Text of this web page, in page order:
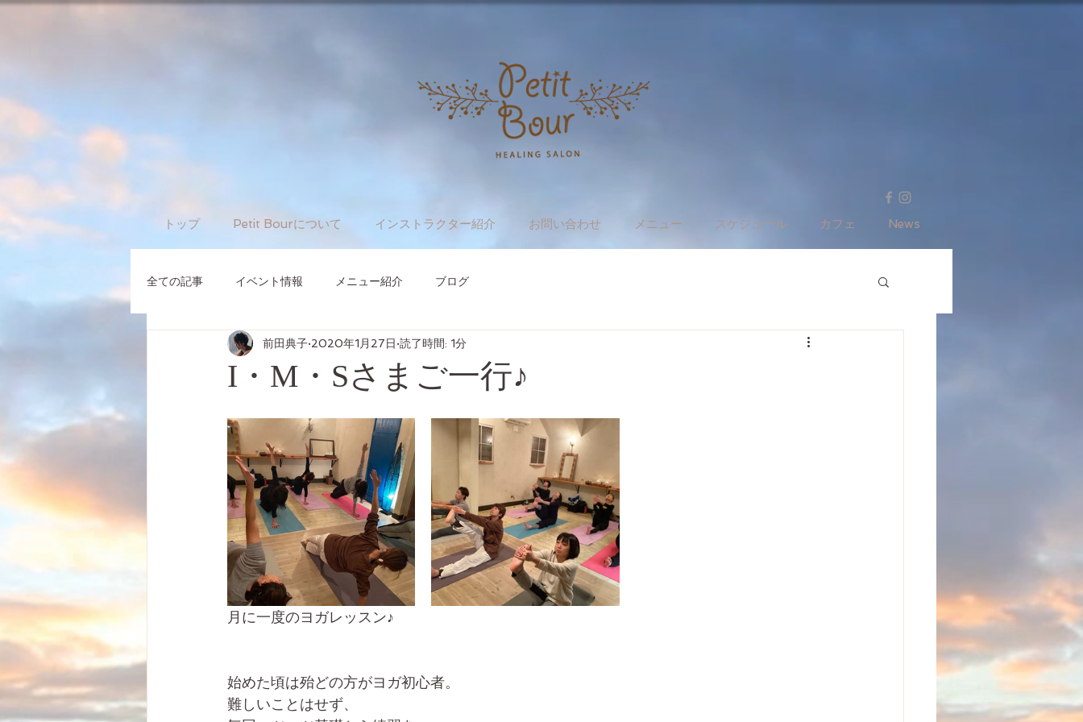
トップ Petit Bourについて インストラクター紹介 お問い合わせ メニュー スケジュール カフェ News
全ての記事 イベント情報 メニュー紹介 ブログ
I・M・Sさまご一行♪
前田典子 2020年1月27日 読了時間: 1分
月に一度のヨガレッスン♪
始めた頃は殆どの方がヨガ初心者。
難しいことはせず、